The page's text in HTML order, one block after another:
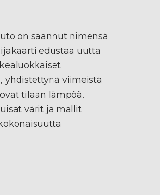
on saannut nimensä
edustaa uutta
yhdistettynä viimeistä
tilaan lämpöä,
värit ja mallit